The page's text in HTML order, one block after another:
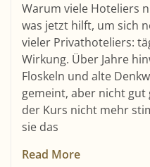
Warum viele Hoteliers
was jetzt hilft, um sich
vieler Privathoteliers:
Wirkung. Über Jahre
Floskeln und alte
gemeint, aber nicht gut
der Kurs nicht mehr
sie das
Read More